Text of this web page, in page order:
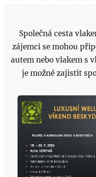
Společná cesta
zájemci se mohou
autem nebo vlakem s
je možné zajistit